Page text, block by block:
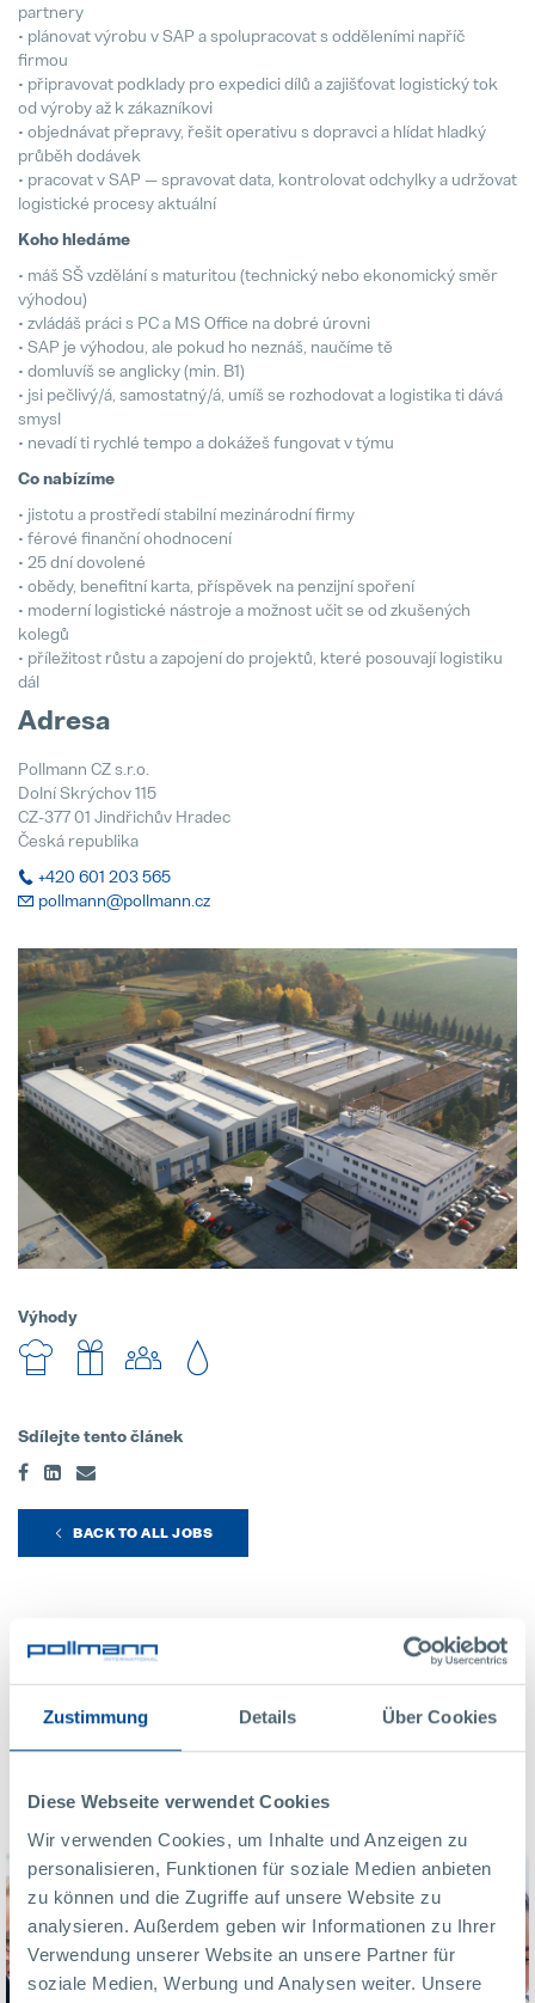
Zustimmung Details Über Cookies
Diese Webseite verwendet Cookies
Wir verwenden Cookies, um Inhalte und Anzeigen zu
personalisieren, Funktionen für soziale Medien anbieten
zu können und die Zugriffe auf unsere Website zu
analysieren. Außerdem geben wir Informationen zu Ihrer
Verwendung unserer Website an unsere Partner für
soziale Medien, Werbung und Analysen weiter. Unsere
partnery
• plánovat výrobu v SAP a spolupracovat s odděleními napříč
firmou
• připravovat podklady pro expedici dílů a zajišťovat logistický tok
od výroby až k zákazníkovi
• objednávat přepravy, řešit operativu s dopravci a hlídat hladký
průběh dodávek
• pracovat v SAP — spravovat data, kontrolovat odchylky a udržovat
logistické procesy aktuální
Koho hledáme
• máš SŠ vzdělání s maturitou (technický nebo ekonomický směr
výhodou)
• zvládáš práci s PC a MS Office na dobré úrovni
• SAP je výhodou, ale pokud ho neznáš, naučíme tě
• domluvíš se anglicky (min. B1)
• jsi pečlivý/á, samostatný/á, umíš se rozhodovat a logistika ti dává
smysl
• nevadí ti rychlé tempo a dokážeš fungovat v týmu
Co nabízíme
• jistotu a prostředí stabilní mezinárodní firmy
• férové finanční ohodnocení
• 25 dní dovolené
• obědy, benefitní karta, příspěvek na penzijní spoření
• moderní logistické nástroje a možnost učit se od zkušených
kolegů
• příležitost růstu a zapojení do projektů, které posouvají logistiku
dál
Adresa
Pollmann CZ s.r.o.
Dolní Skrýchov 115
CZ-377 01 Jindřichův Hradec
Česká republika
+420 601 203 565
pollmann@pollmann.cz
Výhody
Sdílejte tento článek
BACK TO ALL JOBS
Benefity ve společnosti
Pollmann